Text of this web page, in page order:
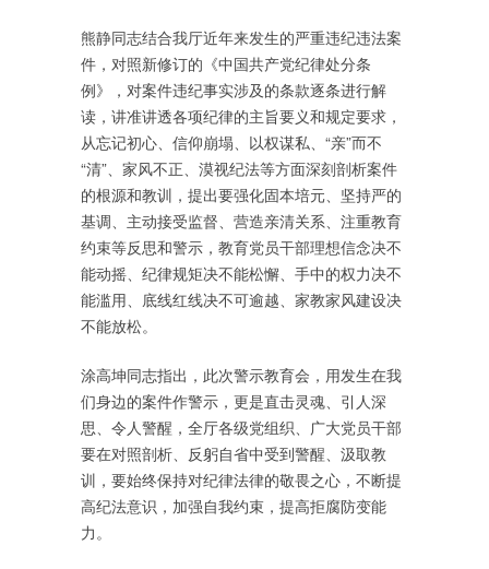
熊静同志结合我厅近年来发生的严重违纪违法案
件，对照新修订的《中国共产党纪律处分条
例》，对案件违纪事实涉及的条款逐条进行解
读，讲准讲透各项纪律的主旨要义和规定要求，
从忘记初心、信仰崩塌、以权谋私、“亲”而不
“清”、家风不正、漠视纪法等方面深刻剖析案件
的根源和教训，提出要强化固本培元、坚持严的
基调、主动接受监督、营造亲清关系、注重教育
约束等反思和警示，教育党员干部理想信念决不
能动摇、纪律规矩决不能松懈、手中的权力决不
能滥用、底线红线决不可逾越、家教家风建设决
不能放松。
涂高坤同志指出，此次警示教育会，用发生在我
们身边的案件作警示，更是直击灵魂、引人深
思、令人警醒，全厅各级党组织、广大党员干部
要在对照剖析、反躬自省中受到警醒、汲取教
训，要始终保持对纪律法律的敬畏之心，不断提
高纪法意识，加强自我约束，提高拒腐防变能
力。